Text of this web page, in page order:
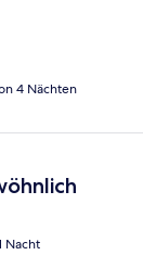
4 Nächten
Nacht